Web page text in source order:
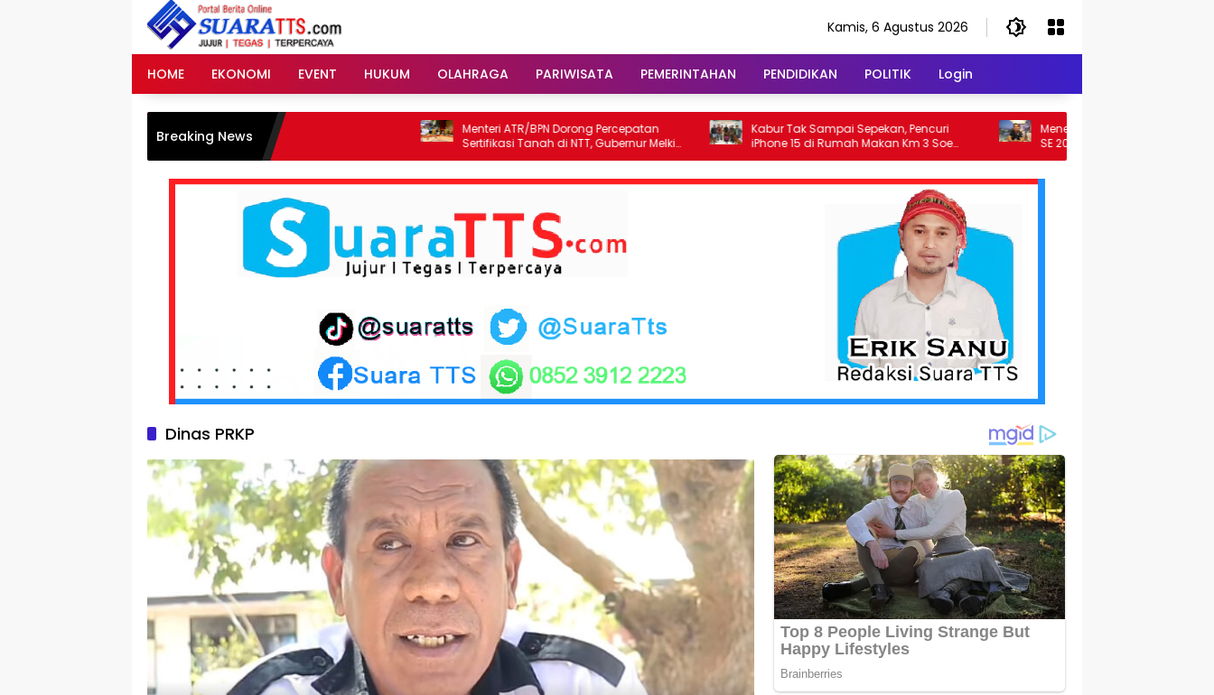
Kamis, 6 Agustus 2026
HOME EKONOMI EVENT HUKUM OLAHRAGA PARIWISATA PEMERINTAHAN PENDIDIKAN POLITIK Login
Breaking News
Menteri ATR/BPN Dorong Percepatan
Sertifikasi Tanah di NTT, Gubernur Melki
Perkuat Sinergi Tata Ruang
Kabur Tak Sampai Sepekan, Pencuri
iPhone 15 di Rumah Makan Km 3 Soe
Dibekuk Tim URC Resmob Polres TTS
Meneropong Wajah Ekonomi NTT Lewat
SE 2026
Dinas PRKP